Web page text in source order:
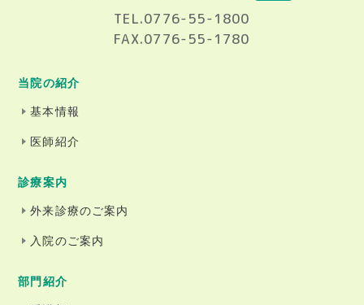
TEL.0776-55-1800
FAX.0776-55-1780
当院の紹介
基本情報
医師紹介
診療案内
外来診療のご案内
入院のご案内
部門紹介